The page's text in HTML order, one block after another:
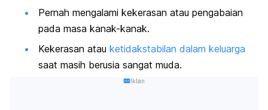
Pernah mengalami kekerasan atau pengabaian
pada masa kanak-kanak.
Kekerasan atau ketidakstabilan dalam keluarga
saat masih berusia sangat muda.
Iklan